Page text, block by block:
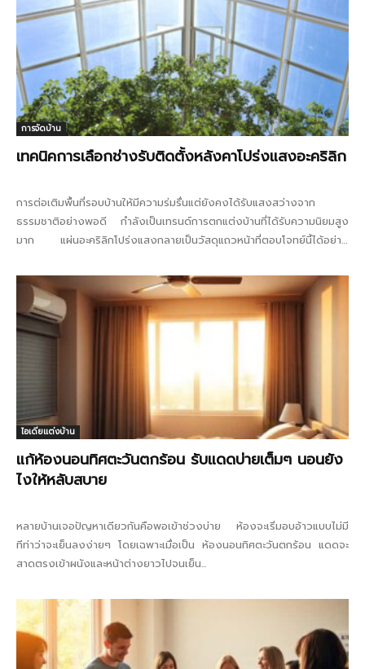
การจัดบ้าน
เทคนิคการเลือกช่างรับติดตั้งหลังคาโปร่งแสงอะคริลิก
การต่อเติมพื้นที่รอบบ้านให้มีความร่มรื่นแต่ยังคงได้รับแสงสว่างจาก
ธรรมชาติอย่างพอดี กำลังเป็นเทรนด์การตกแต่งบ้านที่ได้รับความนิยมสูง
มาก แผ่นอะคริลิกโปร่งแสงกลายเป็นวัสดุแถวหน้าที่ตอบโจทย์นี้ได้อย่าง
สวยงามเหนือกาลเวลาเหล่านี้จะเกิดขึ้นไม่ได้เลยหากขาดช่างฝีมือที่มีความ
เข้าใจในตัววัสดุอย่างลึกซึ้ง การเสาะหาผู้เชี่ยวชาญที่ให้บริการรับติดตั้ง
หลังคาโปร่งแสงอะคริลิกจึงเป็นขั้นตอนที่สำคัญที่สุดในการทำบ้าน...
ไอเดียแต่งบ้าน
แก้ห้องนอนทิศตะวันตกร้อน รับแดดบ่ายเต็มๆ นอนยัง
ไงให้หลับสบาย
หลายบ้านเจอปัญหาเดียวกันคือพอเข้าช่วงบ่าย ห้องจะเริ่มอบอ้าวแบบไม่มี
ทีท่าว่าจะเย็นลงง่ายๆ โดยเฉพาะเมื่อเป็น ห้องนอนทิศตะวันตกร้อน แดดจะ
สาดตรงเข้าผนังและหน้าต่างยาวไปจนเย็น...